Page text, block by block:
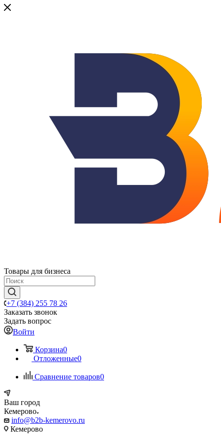
Товары для бизнеса
+7 (384) 255 78 26
Заказать звонок
Задать вопрос
Войти
Корзина0
Отложенные0
Сравнение товаров0
Ваш город
Кемерово
info@b2b-kemerovo.ru
Кемерово